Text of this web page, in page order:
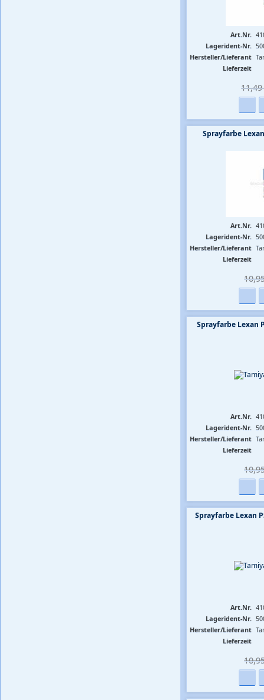
Art.Nr.
Lagerident-Nr.
Hersteller/Lieferant
Lieferzeit
11,49
Sprayfarbe
Art.Nr.
Lagerident-Nr.
Hersteller/Lieferant
Lieferzeit
10,95
Sprayfarbe Lexan
Art.Nr.
Lagerident-Nr.
Hersteller/Lieferant
Lieferzeit
10,95
Sprayfarbe Lexan
Art.Nr.
Lagerident-Nr.
Hersteller/Lieferant
Lieferzeit
10,95